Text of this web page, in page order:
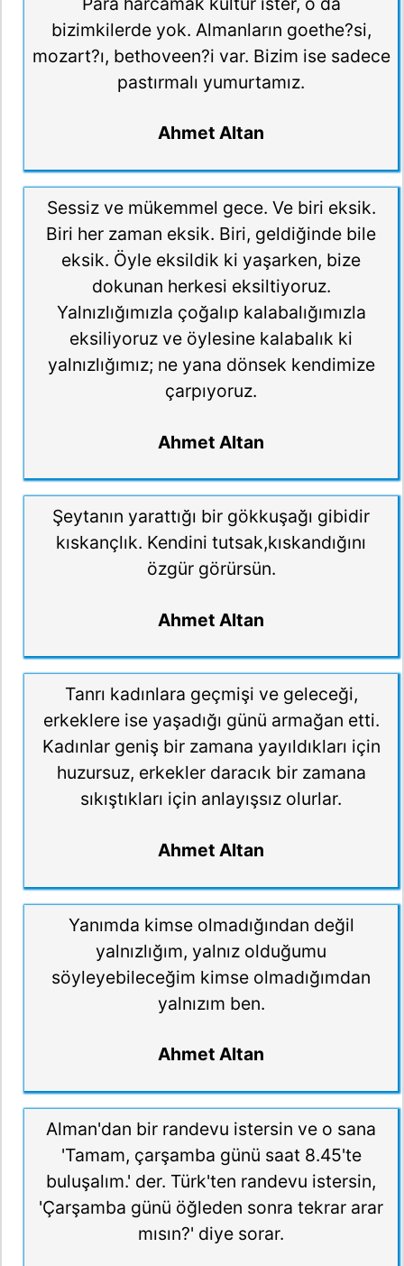
bizimkilerde yok. Almanların goethe?si,
mozart?ı, bethoveen?i var. Bizim ise sadece
pastırmalı yumurtamız.
Ahmet Altan
Sessiz ve mükemmel gece. Ve biri eksik.
Biri her zaman eksik. Biri, geldiğinde bile
eksik. Öyle eksildik ki yaşarken, bize
dokunan herkesi eksiltiyoruz.
Yalnızlığımızla çoğalıp kalabalığımızla
eksiliyoruz ve öylesine kalabalık ki
yalnızlığımız; ne yana dönsek kendimize
çarpıyoruz.
Ahmet Altan
Şeytanın yarattığı bir gökkuşağı gibidir
kıskançlık. Kendini tutsak,kıskandığını
özgür görürsün.
Ahmet Altan
Tanrı kadınlara geçmişi ve geleceği,
erkeklere ise yaşadığı günü armağan etti.
Kadınlar geniş bir zamana yayıldıkları için
huzursuz, erkekler daracık bir zamana
sıkıştıkları için anlayışsız olurlar.
Ahmet Altan
Yanımda kimse olmadığından değil
yalnızlığım, yalnız olduğumu
söyleyebileceğim kimse olmadığımdan
yalnızım ben.
Ahmet Altan
Alman'dan bir randevu istersin ve o sana
'Tamam, çarşamba günü saat 8.45'te
buluşalım.' der. Türk'ten randevu istersin,
'Çarşamba günü öğleden sonra tekrar arar
mısın?' diye sorar.